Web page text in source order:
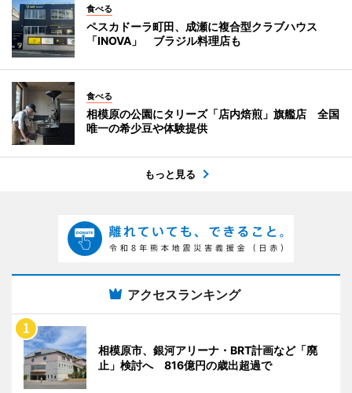
食べる
ペスカドーラ町田、成瀬に複合型クラブハウス
「INOVA」 ブラジル料理店も
食べる
相模原の公園にタリーズ「店内焙煎」旗艦店 全国
唯一の希少豆や体験提供
もっと見る
アクセスランキング
相模原市、銀河アリーナ・BRT計画など「廃
止」検討へ 816億円の歳出超過で